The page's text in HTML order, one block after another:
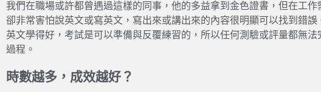
我們在職場或許都曾遇過這樣的同事，他的多益拿到金色證書，但在工作
卻非常害怕說英文或寫英文，寫出來或講出來的內容很明顯可以找到錯誤
英文學得好，考試是可以準備與反覆練習的，所以任何測驗或評量都無法
過程。
時數越多，成效越好？